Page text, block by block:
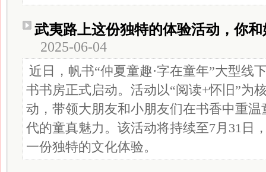
武夷路上这份独特的体验活动，你
2025-06-04
近日，帆书“仲夏童趣·字在童年”大型线
书书房正式启动。活动以“阅读+怀旧”为
动，带领大朋友和小朋友们在书香中重
代的童真魅力。该活动将持续至7月31日
一份独特的文化体验。